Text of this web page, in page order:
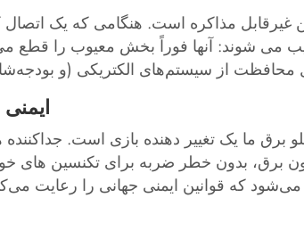
می شوند: آنها فوراً بخش معیوب را قطع
2.
برق ما یک تغییر دهنده بازی است.
برق، بدون خطر ضربه برای تکنسین